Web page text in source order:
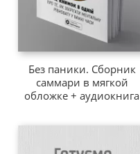
Без паники. Сборник
саммари в мягкой
обложке + аудиокнига